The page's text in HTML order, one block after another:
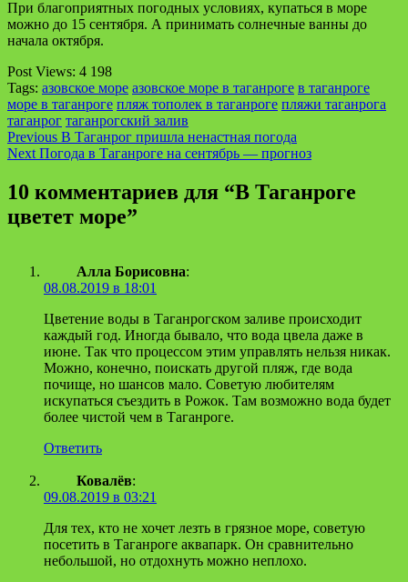
При благоприятных погодных условиях, купаться в море
можно до 15 сентября. А принимать солнечные ванны до
начала октября.
Post Views: 4 198
Tags: азовское море азовское море в таганроге в таганроге
море в таганроге пляж тополек в таганроге пляжи таганрога
таганрог таганрогский залив
Continue
Reading
Previous В Таганрог пришла ненастная погода
Next Погода в Таганроге на сентябрь — прогноз
10 комментариев для “В Таганроге
цветет море”
Алла Борисовна:
08.08.2019 в 18:01
Цветение воды в Таганрогском заливе происходит
каждый год. Иногда бывало, что вода цвела даже в
июне. Так что процессом этим управлять нельзя никак.
Можно, конечно, поискать другой пляж, где вода
почище, но шансов мало. Советую любителям
искупаться съездить в Рожок. Там возможно вода будет
более чистой чем в Таганроге.
Ответить
Ковалёв:
09.08.2019 в 03:21
Для тех, кто не хочет лезть в грязное море, советую
посетить в Таганроге аквапарк. Он сравнительно
небольшой, но отдохнуть можно неплохо.